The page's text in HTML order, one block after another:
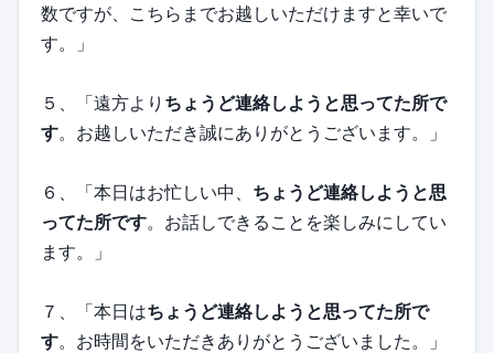
数ですが、こちらまでお越しいただけますと幸いで
す。」
５、「遠方より ちょうど連絡しようと思ってた所で
す。お越しいただき誠にありがとうございます。」
６、「本日はお忙しい中、 ちょうど連絡しようと思
ってた所です。お話しできることを楽しみにしてい
ます。」
７、「本日はちょうど連絡しようと思ってた所で
す。お時間をいただきありがとうございました。」